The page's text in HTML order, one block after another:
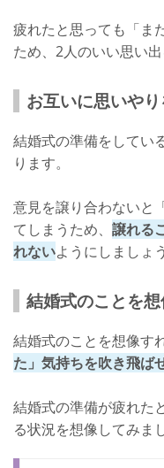
疲れたと思っても「ま
ため、2人のいい思い
お互いに思いや
結婚式の準備をしてい
ります。
意見を譲り合わないと
てしまうため、 譲れる
れないようにしましょう
結婚式のことを
結婚式のことを想像す
た」気持ちを吹き飛ば
結婚式の準備が疲れた
る状況を想像してみま